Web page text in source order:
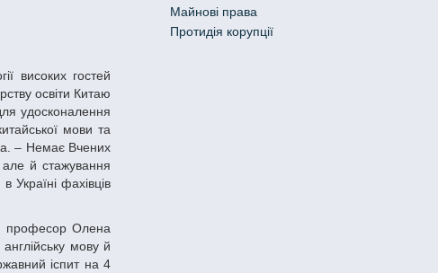
освіти Китаю
удосконалення
мови та
– Немає Вчених
й стажування
Україні фахівців
мову й
іспит на 4
Майнові права
Протидія корупції